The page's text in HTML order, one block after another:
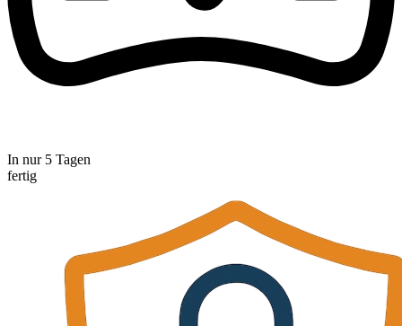
In nur 5 Tagen
fertig